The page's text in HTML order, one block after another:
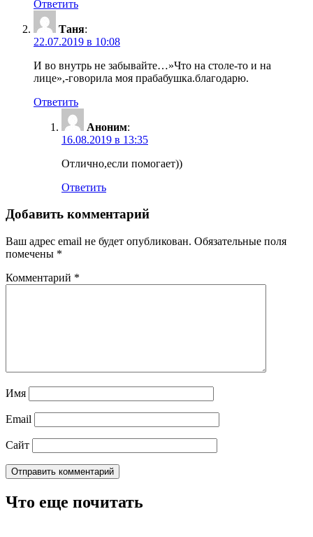
Ответить
Таня:
22.07.2019 в 10:08
И во внутрь не забывайте…»Что на столе-то и на
лице»,-говорила моя прабабушка.благодарю.
Ответить
Аноним:
16.08.2019 в 13:35
Отлично,если помогает))
Ответить
Добавить комментарий
Ваш адрес email не будет опубликован. Обязательные поля
помечены *
Комментарий *
Имя
Email
Сайт
Что еще почитать